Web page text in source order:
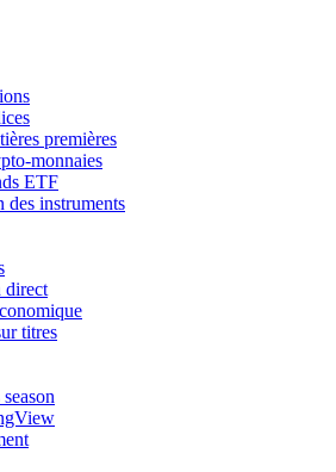
premières
monnaies
ETF
des instruments
direct
titres